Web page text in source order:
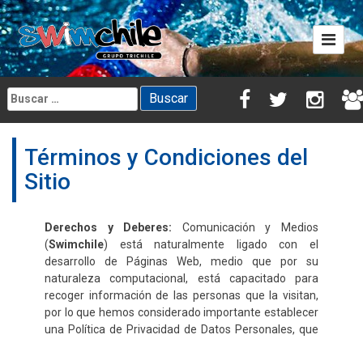
Skip
to
content
Buscar:
Términos y Condiciones del
Sitio
Derechos y Deberes: Comunicación y Medios
(Swimchile) está naturalmente ligado con el
desarrollo de Páginas Web, medio que por su
naturaleza computacional, está capacitado para
recoger información de las personas que la visitan,
por lo que hemos considerado importante establecer
una Política de Privacidad de Datos Personales, que